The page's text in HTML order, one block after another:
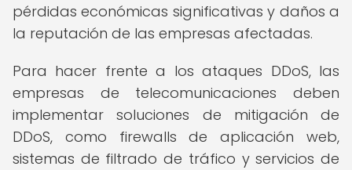
pérdidas económicas significativas y daños a
la reputación de las empresas afectadas.
Para hacer frente a los ataques DDoS, las
empresas de telecomunicaciones deben
implementar soluciones de mitigación de
DDoS, como firewalls de aplicación web,
sistemas de filtrado de tráfico y servicios de